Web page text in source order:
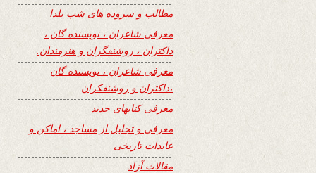
مطالب و سروده های شب یلدا
معرفی شاعران ، نویسنده گان ،
داکتران ، روشنفگران و هنرمندان.
معرفی شاعران ، نویسنده گان
،داکتران و روشنفکران
معرفی کتابهای جدید
معرفی و تجلیل از مساجد ، اماکن و
عابدات تاریخی
مقالات آزاد